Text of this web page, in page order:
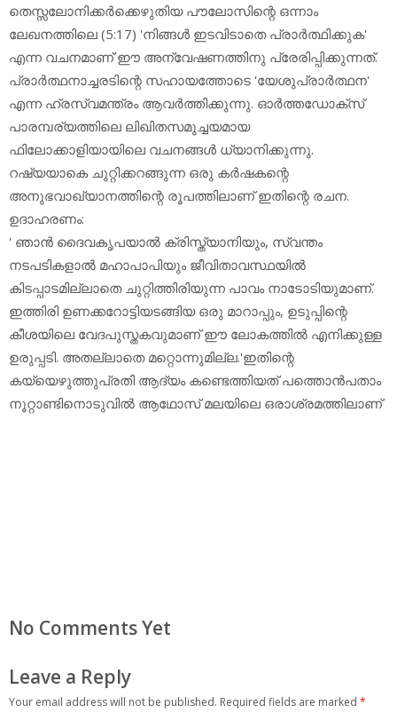
തെസ്സലോനിക്കര്‍ക്കെഴുതിയ പൗലോസിന്റെ ഒന്നാം
ലേഖനത്തിലെ (5:17) 'നിങ്ങള്‍ ഇടവിടാതെ പ്രാര്‍ത്ഥിക്കുക'
എന്ന വചനമാണ് ഈ അന്വേഷണത്തിനു പ്രേരിപ്പിക്കുന്നത്.
പ്രാര്‍ത്ഥനാച്ചരടിന്റെ സഹായത്തോടെ 'യേശുപ്രാര്‍ത്ഥന'
എന്ന ഹ്രസ്വമന്ത്രം ആവര്‍ത്തിക്കുന്നു. ഓര്‍ത്തഡോക്‌സ്
പാരമ്പര്യത്തിലെ ലിഖിതസമുച്ചയമായ
ഫിലോക്കാളിയായിലെ വചനങ്ങള്‍ ധ്യാനിക്കുന്നു.
റഷ്യയാകെ ചുറ്റിക്കറങ്ങുന്ന ഒരു കര്‍ഷകന്റെ
അനുഭവാഖ്യാനത്തിന്റെ രൂപത്തിലാണ് ഇതിന്റെ രചന.
ഉദാഹരണം:
' ഞാന്‍ ദൈവകൃപയാല്‍ ക്രിസ്ത്യാനിയും, സ്വന്തം
നടപടികളാല്‍ മഹാപാപിയും ജീവിതാവസ്ഥയില്‍
കിടപ്പാടമില്ലാതെ ചുറ്റിത്തിരിയുന്ന പാവം നാടോടിയുമാണ്.
ഇത്തിരി ഉണക്കറോട്ടിയടങ്ങിയ ഒരു മാറാപ്പും, ഉടുപ്പിന്റെ
കീശയിലെ വേദപുസ്തകവുമാണ് ഈ ലോകത്തില്‍ എനിക്കുള്ള
ഉരുപ്പടി. അതല്ലാതെ മറ്റൊന്നുമില്ല.'ഇതിന്റെ
കയ്യെഴുത്തുപ്രതി ആദ്യം കണ്ടെത്തിയത് പത്തൊന്‍പതാം
നൂറ്റാണ്ടിനൊടുവില്‍ ആഥോസ് മലയിലെ ഒരാശ്രമത്തിലാണ്
No Comments Yet
Leave a Reply
Your email address will not be published. Required fields are marked *